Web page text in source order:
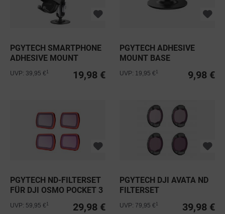
PGYTECH SMARTPHONE
ADHESIVE MOUNT
19,98 €
UVP: 39,95 €
PGYTECH ADHESIVE
MOUNT BASE
9,98 €
UVP: 19,95 €
PGYTECH ND-FILTERSET
FÜR DJI OSMO POCKET 3
29,98 €
UVP: 59,95 €
PGYTECH DJI AVATA ND
FILTERSET
39,98 €
UVP: 79,95 €